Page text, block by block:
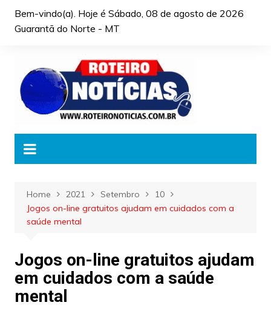
Bem-vindo(a). Hoje é Sábado, 08 de agosto de 2026
Guarantã do Norte - MT
Home 2021 Setembro
10
Jogos on-line gratuitos ajudam em cuidados com a
saúde mental
Jogos on-line gratuitos ajudam
em cuidados com a saúde
mental